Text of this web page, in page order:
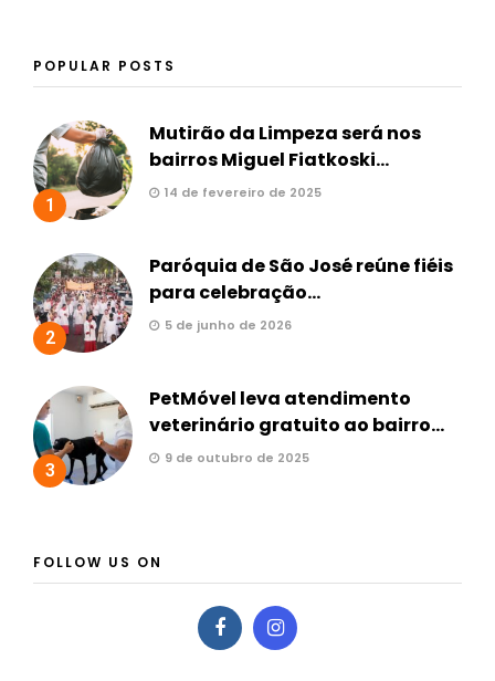
POPULAR POSTS
1
Mutirão da Limpeza será nos
bairros Miguel Fiatkoski...
14 de fevereiro de 2025
2
Paróquia de São José reúne fiéis
para celebração...
5 de junho de 2026
3
PetMóvel leva atendimento
veterinário gratuito ao bairro...
9 de outubro de 2025
FOLLOW US ON